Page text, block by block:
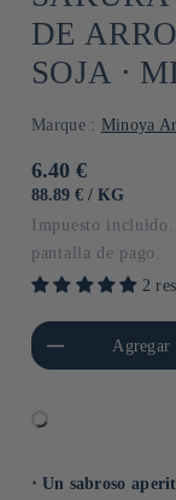
DE
SOJA ⋅
Marque : Minoya
Precio
habitual
6.40 €
PRECIO
88.89 € / POR
KG
Impuesto
pantalla de pago.
2
para Default
Title
Agregar
⋅ Un sabroso